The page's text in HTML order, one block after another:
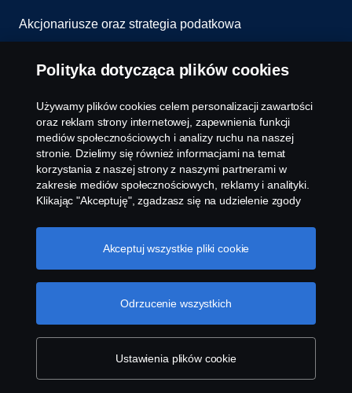
Akcjonariusze oraz strategia podatkowa
Informowanie o nieprawidłowościach
Kontakt
Komunikaty
Ustawienie plików cookies
© Copyright Scania 2026 All rights reserved. Scania
Polska S.A. Al. Katowicka 316, 05-830 Nadarzyn,
Polska Tel: +48 22 356 01 00
Polityka dotycząca plików cookies
Używamy plików cookies celem personalizacji zawartości
oraz reklam strony internetowej, zapewnienia funkcji
mediów społecznościowych i analizy ruchu na naszej
stronie. Dzielimy się również informacjami na temat
korzystania z naszej strony z naszymi partnerami w
zakresie mediów społecznościowych, reklamy i analityki.
Klikając "Akceptuję", zgadzasz się na udzielenie zgody
się informacjami. Możesz również zarządzać swoimi
plikami cookies, klikając na "Ustawienia plików cookies" i
sekcję dotyczącą plików cookies, którą można znaleźć
klikając na link poniżej tego tekstu. Cookie policy
Ustawienia plików cookie
Odrzucenie wszystkich
Akceptuj wszystkie pliki cookie